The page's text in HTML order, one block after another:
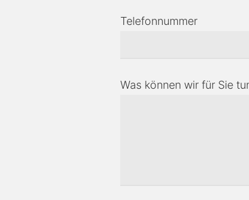
Telefonnummer
Was können wir für Sie